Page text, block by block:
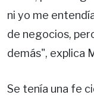
ni yo me
de negocios,
demás", explica
Se tenía una fe